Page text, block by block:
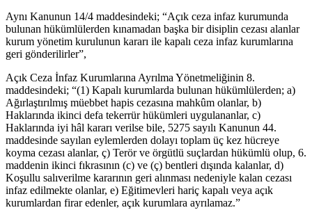
Aynı Kanunun 14/4 maddesindeki; “Açık ceza infaz kurumunda
bulunan hükümlülerden kınamadan başka bir disiplin cezası alanlar
kurum yönetim kurulunun kararı ile kapalı ceza infaz kurumlarına
geri gönderilirler”,
Açık Ceza İnfaz Kurumlarına Ayrılma Yönetmeliğinin 8.
maddesindeki; “(1) Kapalı kurumlarda bulunan hükümlülerden; a)
Ağırlaştırılmış müebbet hapis cezasına mahkûm olanlar, b)
Haklarında ikinci defa tekerrür hükümleri uygulananlar, c)
Haklarında iyi hâl kararı verilse bile, 5275 sayılı Kanunun 44.
maddesinde sayılan eylemlerden dolayı toplam üç kez hücreye
koyma cezası alanlar, ç) Terör ve örgütlü suçlardan hükümlü olup, 6.
maddenin ikinci fıkrasının (c) ve (ç) bentleri dışında kalanlar, d)
Koşullu salıverilme kararının geri alınması nedeniyle kalan cezası
infaz edilmekte olanlar, e) Eğitimevleri hariç kapalı veya açık
kurumlardan firar edenler, açık kurumlara ayrılamaz.”